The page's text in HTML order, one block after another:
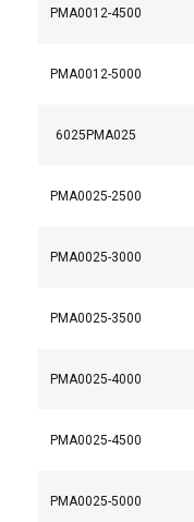
PMA0012-4500
PMA0012-5000
6025PMA025
PMA0025-2500
PMA0025-3000
PMA0025-3500
PMA0025-4000
PMA0025-4500
PMA0025-5000
Deze